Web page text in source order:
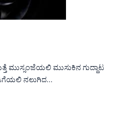
ಮುಸ್ಸಂಜೆಯಲಿ ಮುಸುಕಿನ ಗುದ್ದಾಟ
ನಲುಗಿದ…